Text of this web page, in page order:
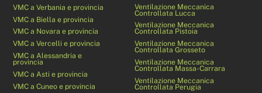
VMC a Verbania e provincia
VMC a Biella e provincia
VMC a Novara e provincia
VMC a Vercelli e provincia
VMC a Alessandria e
provincia
VMC a Asti e provincia
VMC a Cuneo e provincia
Ventilazione Meccanica
Controllata Lucca
Ventilazione Meccanica
Controllata Pistoia
Ventilazione Meccanica
Controllata Grosseto
Ventilazione Meccanica
Controllata Massa-Carrara
Ventilazione Meccanica
Controllata Perugia